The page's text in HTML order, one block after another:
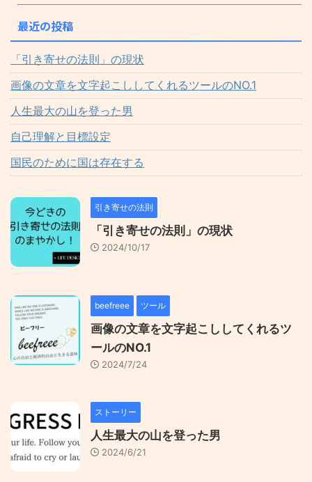
最近の投稿
「引き寄せの法則」の現状
画像の文章を文字起こししてくれるツールのNO.1
人生最大の山を登った男
自己理解と目標設定
国民のために国は存在する
引き寄せの法則
「引き寄せの法則」の現状
2024/10/17
beefreee ツール
画像の文章を文字起こししてくれるツ
ールのNO.1
2024/7/24
ストーリー
人生最大の山を登った男
2024/6/21